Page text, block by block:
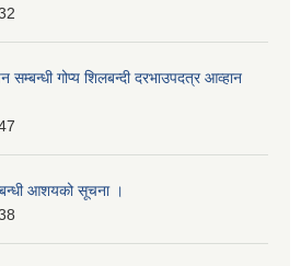
गोप्य शिलबन्दी दरभाउपदत्र आव्हान
आशयको सूचना ।